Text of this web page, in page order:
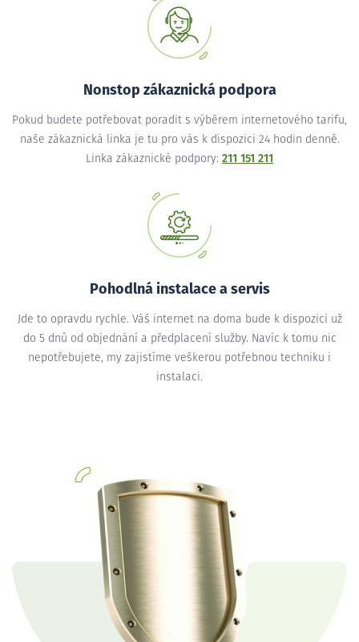
Nonstop zákaznická podpora
Pokud budete potřebovat poradit s výběrem internetového tarifu,
naše zákaznická linka je tu pro vás k dispozici 24 hodin denně.
Linka zákaznické podpory: 211 151 211
Pohodlná instalace a servis
Jde to opravdu rychle. Váš internet na doma bude k dispozici už
do 5 dnů od objednání a předplacení služby. Navíc k tomu nic
nepotřebujete, my zajistíme veškerou potřebnou techniku i
instalaci.